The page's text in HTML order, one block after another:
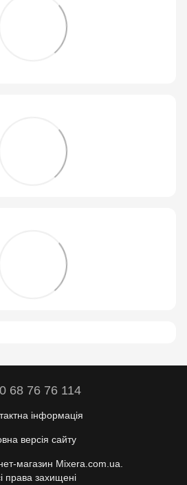
68 76 76 114
інформація
версія сайту
магазин Mixera.com.ua.
права захищені